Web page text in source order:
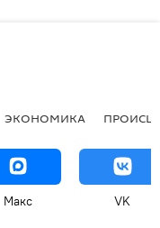
ЭКОНОМИКА
Макс VK